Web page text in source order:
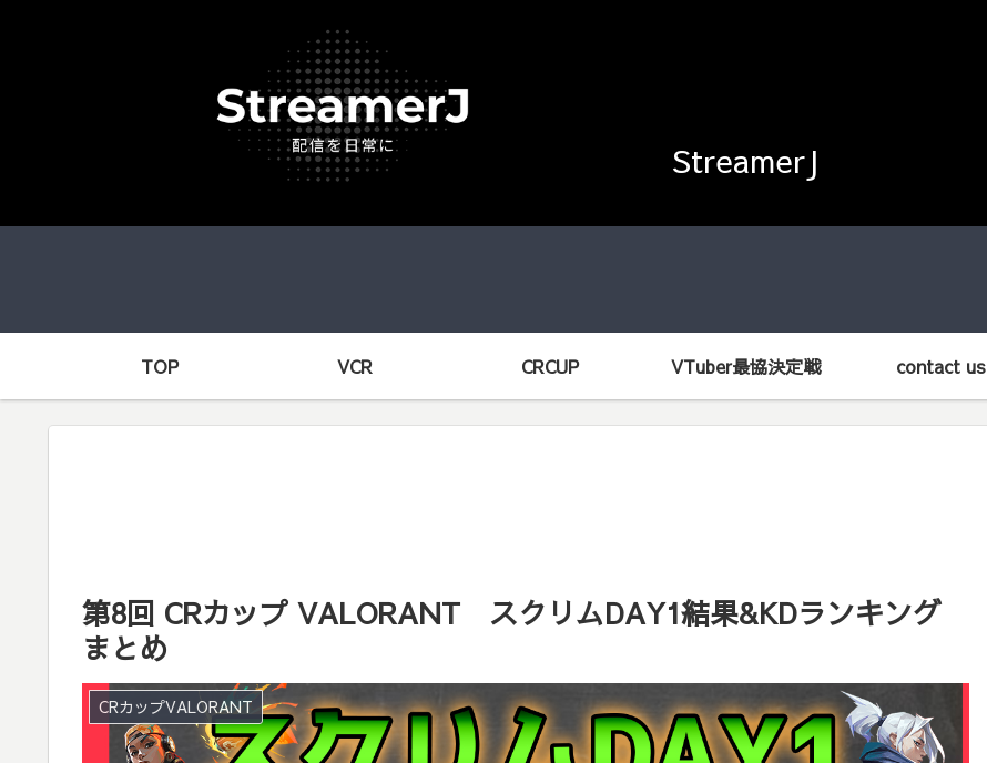
StreamerJ
TOP VCR CRCUP VTuber最協決定戦 contact us
第8回 CRカップ VALORANT スクリムDAY1結果&KDランキング
まとめ
CRカップVALORANT